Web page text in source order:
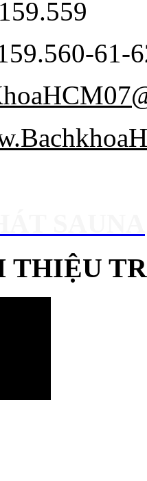
61-
THIỆU